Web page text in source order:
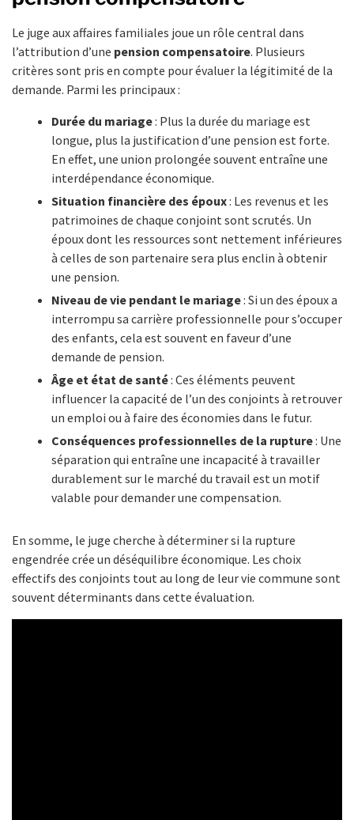
Le juge aux affaires familiales joue un rôle central dans
l’attribution d’une pension compensatoire. Plusieurs
critères sont pris en compte pour évaluer la légitimité de la
demande. Parmi les principaux :
Durée du mariage: Plus la durée du mariage est
longue, plus la justification d’une pension est forte.
En effet, une union prolongée souvent entraîne une
interdépendance économique.
Situation financière des époux: Les revenus et les
patrimoines de chaque conjoint sont scrutés. Un
époux dont les ressources sont nettement inférieures
à celles de son partenaire sera plus enclin à obtenir
une pension.
Niveau de vie pendant le mariage: Si un des époux a
interrompu sa carrière professionnelle pour s’occuper
des enfants, cela est souvent en faveur d’une
demande de pension.
Âge et état de santé: Ces éléments peuvent
influencer la capacité de l’un des conjoints à retrouver
un emploi ou à faire des économies dans le futur.
Conséquences professionnelles de la rupture: Une
séparation qui entraîne une incapacité à travailler
durablement sur le marché du travail est un motif
valable pour demander une compensation.
En somme, le juge cherche à déterminer si la rupture
engendrée crée un déséquilibre économique. Les choix
effectifs des conjoints tout au long de leur vie commune sont
souvent déterminants dans cette évaluation.